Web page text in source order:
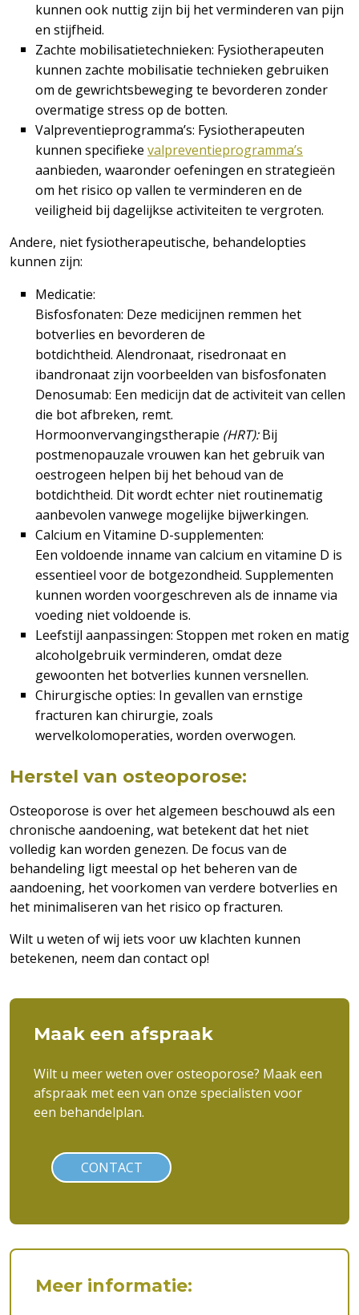
kunnen ook nuttig zijn bij het verminderen van pijn
en stijfheid.
Zachte mobilisatietechnieken: Fysiotherapeuten
kunnen zachte mobilisatie technieken gebruiken
om de gewrichtsbeweging te bevorderen zonder
overmatige stress op de botten.
Valpreventieprogramma’s: Fysiotherapeuten
kunnen specifieke valpreventieprogramma’s
aanbieden, waaronder oefeningen en strategieën
om het risico op vallen te verminderen en de
veiligheid bij dagelijkse activiteiten te vergroten.
Andere, niet fysiotherapeutische, behandelopties
kunnen zijn:
Medicatie:
Bisfosfonaten: Deze medicijnen remmen het
botverlies en bevorderen de
botdichtheid. Alendronaat, risedronaat en
ibandronaat zijn voorbeelden van bisfosfonaten
Denosumab: Een medicijn dat de activiteit van cellen
die bot afbreken, remt.
Hormoonvervangingstherapie (HRT):Bij
postmenopauzale vrouwen kan het gebruik van
oestrogeen helpen bij het behoud van de
botdichtheid. Dit wordt echter niet routinematig
aanbevolen vanwege mogelijke bijwerkingen.
Calcium en Vitamine D-supplementen:
Een voldoende inname van calcium en vitamine D is
essentieel voor de botgezondheid. Supplementen
kunnen worden voorgeschreven als de inname via
voeding niet voldoende is.
Leefstijl aanpassingen: Stoppen met roken en matig
alcoholgebruik verminderen, omdat deze
gewoonten het botverlies kunnen versnellen.
Chirurgische opties: In gevallen van ernstige
fracturen kan chirurgie, zoals
wervelkolomoperaties, worden overwogen.
Herstel van osteoporose:
Osteoporose is over het algemeen beschouwd als een
chronische aandoening, wat betekent dat het niet
volledig kan worden genezen. De focus van de
behandeling ligt meestal op het beheren van de
aandoening, het voorkomen van verdere botverlies en
het minimaliseren van het risico op fracturen.
Wilt u weten of wij iets voor uw klachten kunnen
betekenen, neem dan contact op!
Maak een afspraak
Wilt u meer weten over osteoporose? Maak een
afspraak met een van onze specialisten voor
een behandelplan.
CONTACT
Meer informatie: